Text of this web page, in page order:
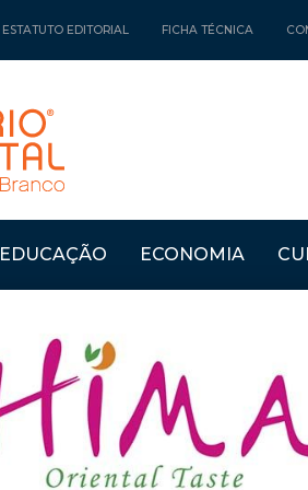
ESTATUTO EDITORIAL FICHA TÉCNICA
EDUCAÇÃO ECONOMIA
CÂMARA DO FUNDÃO